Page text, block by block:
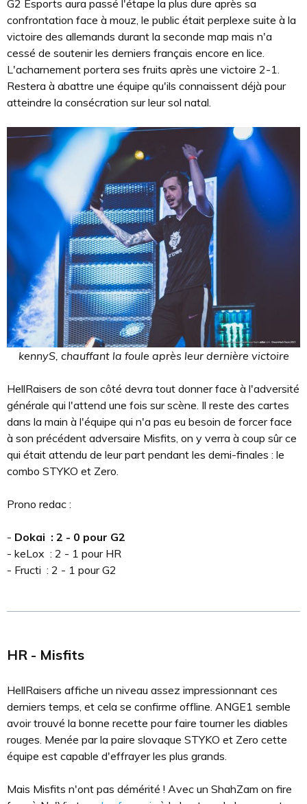
G2 Esports aura passé l'étape la plus dure après sa
confrontation face à mouz, le public était perplexe suite à la
victoire des allemands durant la seconde map mais n'a
cessé de soutenir les derniers français encore en lice.
L'acharnement portera ses fruits après une victoire 2-1.
Restera à abattre une équipe qu'ils connaissent déjà pour
atteindre la consécration sur leur sol natal.
kennyS, chauffant la foule après leur dernière victoire
HellRaisers de son côté devra tout donner face à l'adversité
générale qui l'attend une fois sur scène. Il reste des cartes
dans la main à l'équipe qui n'a pas eu besoin de forcer face
à son précédent adversaire Misfits, on y verra à coup sûr ce
qui était attendu de leur part pendant les demi-finales : le
combo STYKO et Zero.
Prono redac :
- Dokai : 2 - 0 pour G2
- keLox : 2 - 1 pour HR
- Fructi : 2 - 1 pour G2
HR - Misfits
HellRaisers affiche un niveau assez impressionnant ces
derniers temps, et cela se confirme offline. ANGE1 semble
avoir trouvé la bonne recette pour faire tourner les diables
rouges. Menée par la paire slovaque STYKO et Zero cette
équipe est capable d'effrayer les plus grands.
Mais Misfits n'ont pas démérité ! Avec un ShahZam on fire